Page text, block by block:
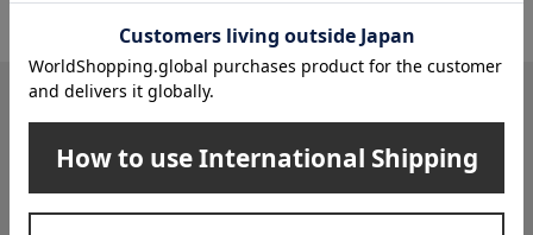
メールマガジン
送料無料クーポンやキャンペーン、新着・SALE・おすすめ商品な
ど、「高島屋オンラインストア」のお得＆うれしい情報をお届けい